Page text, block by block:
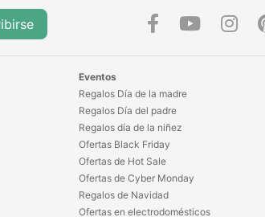
Eventos
Regalos Día de la madre
Regalos Día del padre
Regalos día de la niñez
Ofertas Black Friday
Ofertas de Hot Sale
Ofertas de Cyber Monday
Regalos de Navidad
Ofertas en electrodomésticos